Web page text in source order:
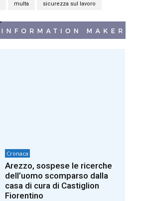
multa sicurezza sul lavoro
Cronaca
Arezzo, sospese le ricerche
dell’uomo scomparso dalla
casa di cura di Castiglion
Fiorentino